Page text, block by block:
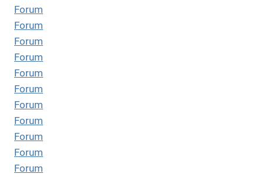
Forum
Forum
Forum
Forum
Forum
Forum
Forum
Forum
Forum
Forum
Forum